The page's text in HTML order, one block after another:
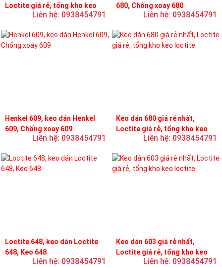
Loctite giá rẻ, tổng kho keo
Liên hệ: 0938454791
680, Chống xoay 680
Liên hệ: 0938454791
Henkel 609, keo dán Henkel
609, Chống xoay 609
Liên hệ: 0938454791
Keo dán 680 giá rẻ nhất,
Loctite giá rẻ, tổng kho keo
Liên hệ: 0938454791
Loctite 648, keo dán Loctite
648, Keo 648
Liên hệ: 0938454791
Keo dán 603 giá rẻ nhất,
Loctite giá rẻ, tổng kho keo
Liên hệ: 0938454791